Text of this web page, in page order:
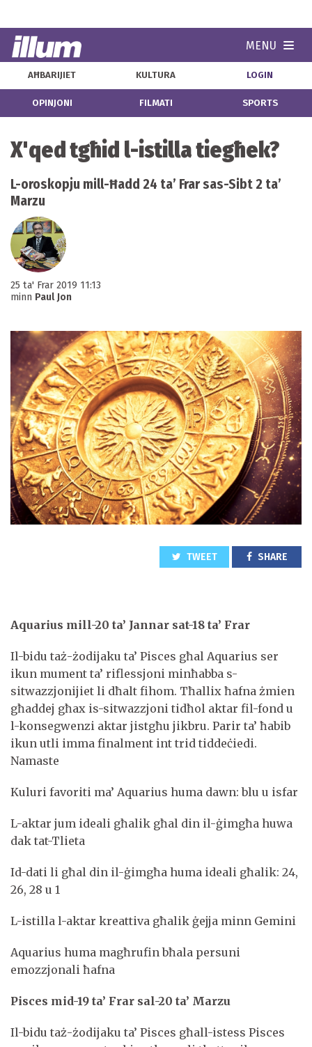
MENU
AĦBARIJIET KULTURA LOGIN
OPINJONI FILMATI SPORTS
X'qed tgħid l-istilla tiegħek?
L-oroskopju mill-Ħadd 24 ta’ Frar sas-Sibt 2 ta’
Marzu
25 ta' Frar 2019 11:13
minn Paul Jon
TWEET SHARE
Aquarius mill-20 ta’ Jannar sat-18 ta’ Frar
Il-bidu taż-żodijaku ta’ Pisces għal Aquarius ser
ikun mument ta’ riflessjoni minħabba s-
sitwazzjonijiet li dħalt fihom. Tħallix ħafna żmien
għaddej għax is-sitwazzjoni tidħol aktar fil-fond u
l-konsegwenzi aktar jistgħu jikbru. Parir ta’ ħabib
ikun utli imma finalment int trid tiddeċiedi.
Namaste
Kuluri favoriti ma’ Aquarius huma dawn: blu u isfar
L-aktar jum ideali għalik għal din il-ġimgħa huwa
dak tat-Tlieta
Id-dati li għal din il-ġimgħa huma ideali għalik: 24,
26, 28 u 1
L-istilla l-aktar kreattiva għalik ġejja minn Gemini
Aquarius huma magħrufin bħala persuni
emozzjonali ħafna
Pisces mid-19 ta’ Frar sal-20 ta’ Marzu
Il-bidu taż-żodijaku ta’ Pisces għall-istess Pisces